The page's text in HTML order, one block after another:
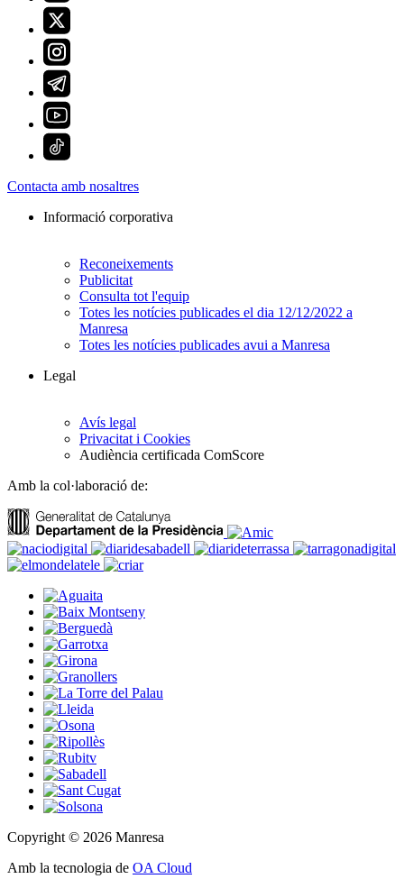
Contacta amb nosaltres
Informació corporativa
Reconeixements
Publicitat
Consulta tot l'equip
Totes les notícies publicades el dia 12/12/2022 a
Manresa
Totes les notícies publicades avui a Manresa
Legal
Avís legal
Privacitat i Cookies
Audiència certificada ComScore
Amb la col·laboració de:
Copyright © 2026 Manresa
Amb la tecnologia de OA Cloud